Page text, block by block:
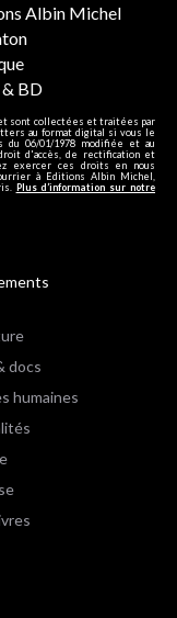
Albin Michel
& BD
sont collectées et traitées par
au format digital si vous le
du 06/01/1978 modifiée et au
d'accès, de rectification et
exercer ces droits en nous
à Editions Albin Michel,
Plus d’information sur notre
docs
humaines